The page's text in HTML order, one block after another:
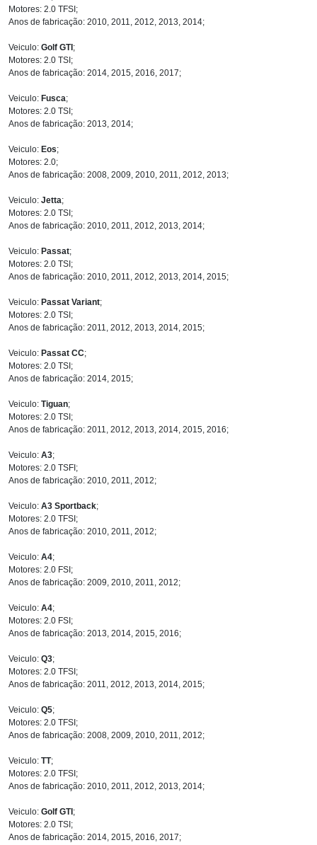
Motores: 2.0 TFSI;
Anos de fabricação: 2010, 2011, 2012, 2013, 2014;
Veiculo: Golf GTI;
Motores: 2.0 TSI;
Anos de fabricação: 2014, 2015, 2016, 2017;
Veiculo: Fusca;
Motores: 2.0 TSI;
Anos de fabricação: 2013, 2014;
Veiculo: Eos;
Motores: 2.0;
Anos de fabricação: 2008, 2009, 2010, 2011, 2012, 2013;
Veiculo: Jetta;
Motores: 2.0 TSI;
Anos de fabricação: 2010, 2011, 2012, 2013, 2014;
Veiculo: Passat;
Motores: 2.0 TSI;
Anos de fabricação: 2010, 2011, 2012, 2013, 2014, 2015;
Veiculo: Passat Variant;
Motores: 2.0 TSI;
Anos de fabricação: 2011, 2012, 2013, 2014, 2015;
Veiculo: Passat CC;
Motores: 2.0 TSI;
Anos de fabricação: 2014, 2015;
Veiculo: Tiguan;
Motores: 2.0 TSI;
Anos de fabricação: 2011, 2012, 2013, 2014, 2015, 2016;
Veiculo: A3;
Motores: 2.0 TSFI;
Anos de fabricação: 2010, 2011, 2012;
Veiculo: A3 Sportback;
Motores: 2.0 TFSI;
Anos de fabricação: 2010, 2011, 2012;
Veiculo: A4;
Motores: 2.0 FSI;
Anos de fabricação: 2009, 2010, 2011, 2012;
Veiculo: A4;
Motores: 2.0 FSI;
Anos de fabricação: 2013, 2014, 2015, 2016;
Veiculo: Q3;
Motores: 2.0 TFSI;
Anos de fabricação: 2011, 2012, 2013, 2014, 2015;
Veiculo: Q5;
Motores: 2.0 TFSI;
Anos de fabricação: 2008, 2009, 2010, 2011, 2012;
Veiculo: TT;
Motores: 2.0 TFSI;
Anos de fabricação: 2010, 2011, 2012, 2013, 2014;
Veiculo: Golf GTI;
Motores: 2.0 TSI;
Anos de fabricação: 2014, 2015, 2016, 2017;